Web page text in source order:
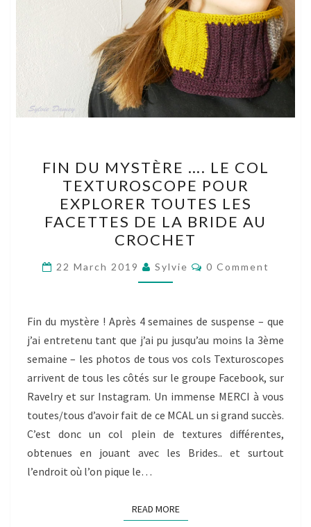
DU
MYSTÈRE
….
LE
COL
TEXTUROSCOPE
POUR
TOUTES
LES
FACETTES
DE
LA
BRIDE
AU
CROCHET
FIN DU MYSTÈRE …. LE COL
TEXTUROSCOPE POUR
EXPLORER TOUTES LES
FACETTES DE LA BRIDE AU
CROCHET
22 March 2019 Sylvie Comments
0 Comment
Fin du mystère ! Après 4 semaines de suspense – que
j’ai entretenu tant que j’ai pu jusqu’au moins la 3ème
semaine – les photos de tous vos cols Texturoscopes
arrivent de tous les côtés sur le groupe Facebook, sur
Ravelry et sur Instagram. Un immense MERCI à vous
toutes/tous d’avoir fait de ce MCAL un si grand succès.
C’est donc un col plein de textures différentes,
obtenues en jouant avec les Brides.. et surtout
l’endroit où l’on pique le…
READ MOREREAD MORE